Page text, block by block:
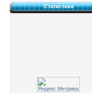
Статистика